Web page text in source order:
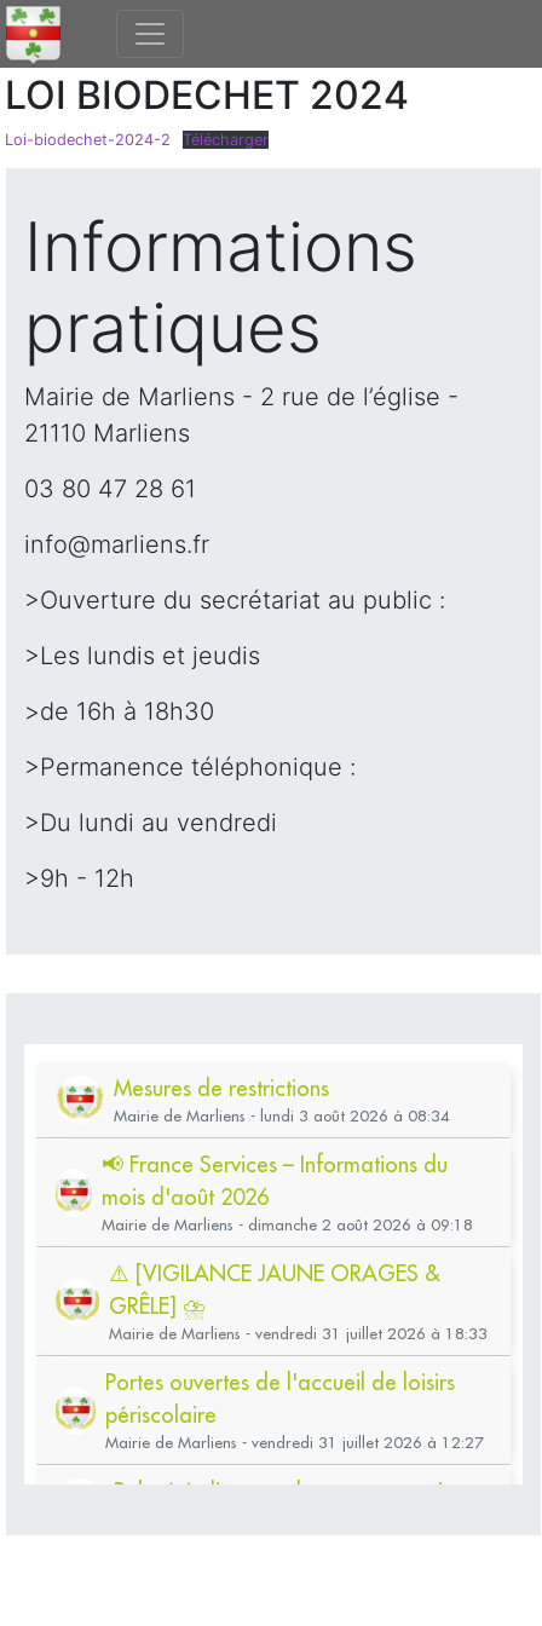
LOI BIODECHET 2024
Loi-biodechet-2024-2 Télécharger
Informations
pratiques
Mairie de Marliens - 2 rue de l’église -
21110 Marliens
03 80 47 28 61
info@marliens.fr
>Ouverture du secrétariat au public :
>Les lundis et jeudis
>de 16h à 18h30
>Permanence téléphonique :
>Du lundi au vendredi
>9h - 12h